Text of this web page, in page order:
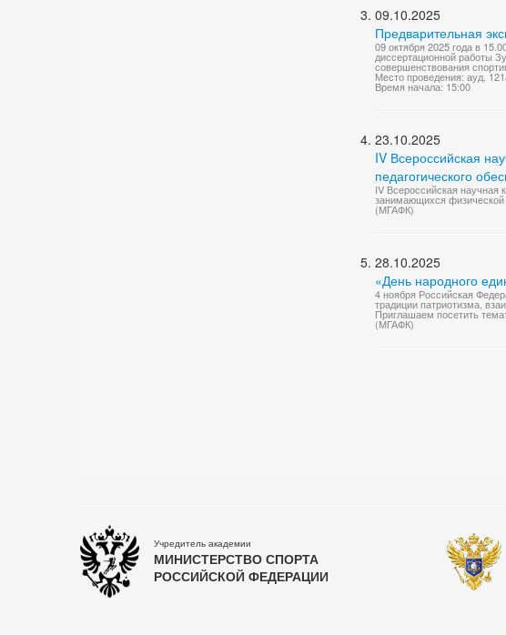
09.10.2025
Предварительная
09 октября 2025 года в
диссертационной работы
совершенствования
Место проведения: ауд.
Время начала: 15:00
23.10.2025
IV Всероссийская
педагогического
IV Всероссийская научная
занимающихся физической
(МГАФК)
28.10.2025
«День народного
4 ноября Российская
традиции патриотизма,
Приглашаем посетить
(МГАФК)
Учредитель академии
МИНИСТЕРСТВО СПОРТА
РОССИЙСКОЙ ФЕДЕРАЦИИ